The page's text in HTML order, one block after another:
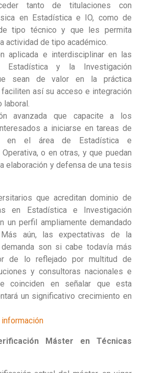
tanto de titulaciones con
en Estadística e IO, como de
tipo técnico y que les permita
actividad de tipo académico.
aplicada e interdisciplinar en las
Estadística y la Investigación
sean de valor en la práctica
así su acceso e integración
laboral.
avanzada que capacite a los
a iniciarse en tareas de
en el área de Estadística e
o en otras, y que puedan
elaboración y defensa de una tesis
que acreditan dominio de
en Estadística e Investigación
un perfil ampliamente demandado
aún, las expectativas de la
son si cabe todavía más
de lo reflejado por multitud de
y consultoras nacionales e
coinciden en señalar que esta
un significativo crecimiento en
Máster en Técnicas